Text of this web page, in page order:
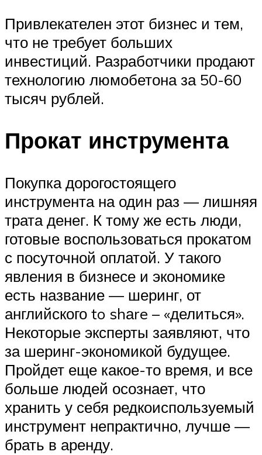
Привлекателен этот бизнес и тем,
что не требует больших
инвестиций. Разработчики продают
технологию люмобетона за 50-60
тысяч рублей.
Прокат инструмента
Покупка дорогостоящего
инструмента на один раз — лишняя
трата денег. К тому же есть люди,
готовые воспользоваться прокатом
с посуточной оплатой. У такого
явления в бизнесе и экономике
есть название — шеринг, от
английского to shаre – «делиться».
Некоторые эксперты заявляют, что
за шеринг-экономикой будущее.
Пройдет еще какое-то время, и все
больше людей осознает, что
хранить у себя редкоиспользуемый
инструмент непрактично, лучше —
брать в аренду.